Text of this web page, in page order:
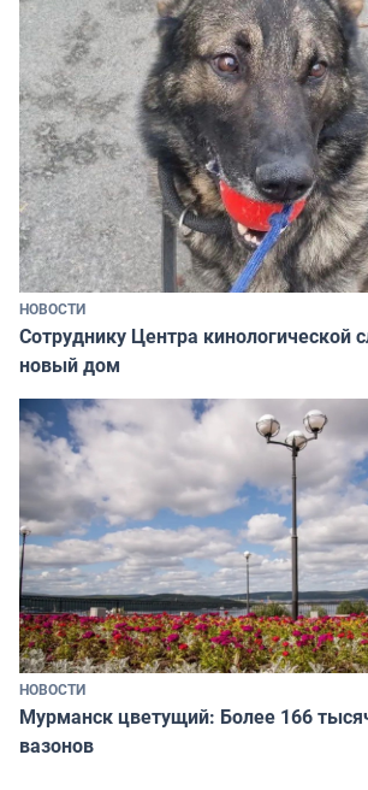
НОВОСТИ
Сотруднику Центра кинологической
новый дом
НОВОСТИ
Мурманск цветущий: Более 166
вазонов